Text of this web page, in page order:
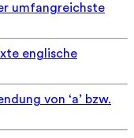
umfangreichste
englische
von ‘a’ bzw.